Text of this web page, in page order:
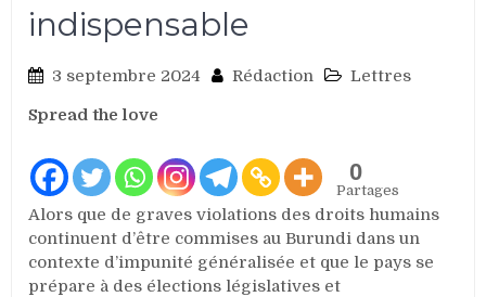
indispensable
3 septembre 2024 Rédaction
Lettres
Spread the love
0
Partages
Alors que de graves violations des droits humains
continuent d’être commises au Burundi dans un
contexte d’impunité généralisée et que le pays se
prépare à des élections législatives et